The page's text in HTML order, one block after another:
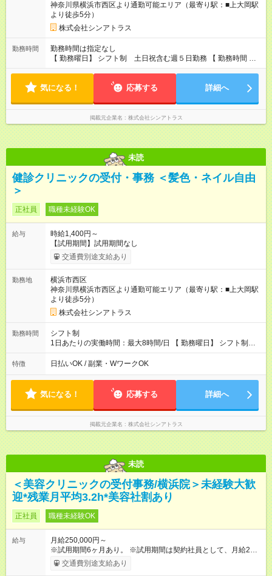
神奈川県横浜市西区より通勤可能エリア（最寄り駅：■上大岡駅
より徒歩5分）
株式会社シンアトラス
勤務時間
勤務時間は指定なし
【 勤務曜日】 シフト制 土日祝含む週５日勤務 【 勤務時間 】
・ 9：00～20：00（実働8h／休憩１h） ※残業ほとんどありま
気になる！ 応募する 詳細へ
掲載元企業名 株式会社シンアトラス
未読
健診クリニックの受付・事務 ＜髪色・ネイル自由
＞
正社員 職種未経験OK
給与
時給1,400円～
【試用期間】試用期間なし
交通費別途支給あり
勤務地
横浜市西区
神奈川県横浜市西区より通勤可能エリア（最寄り駅：■上大岡駅
より徒歩5分）
株式会社シンアトラス
勤務時間
シフト制
1日あたりの実働時間：最大8時間/日 【 勤務曜日】 シフト制
土日祝含む週５日勤務 【 勤務時間 】 ・ 9：00～20：00（実働
8h／休憩１h） ※残業ほとんどありません（残業代支給）
特徴 日払いOK / 副業・WワークOK
気になる！ 応募する 詳細へ
掲載元企業名 株式会社シンアトラス
未読
＜美容クリニックの受付事務/横浜院＞未経験大歓
迎*残業月平均3.2h*美容社割あり
正社員 職種未経験OK
給与
月給250,000円～
※試用期間6ヶ月あり。 ※試用期間は契約社員として、月給22万
円＋各種手当となります。 ※想定年収には賞与+インセンティブ
を含みます。 ◆残業手当は1分単位で全額支給 【試用期間】試用
交通費別途支給あり